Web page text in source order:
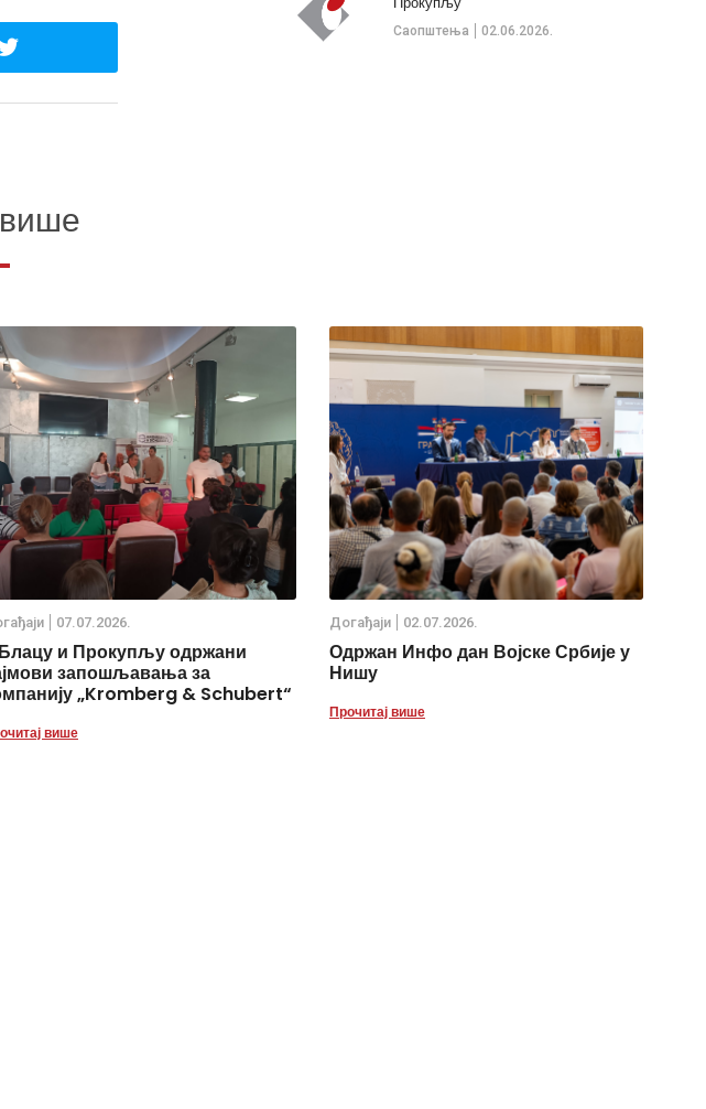
Саопштења 02.06.2026.
07.07.2026.
и Прокупљу одржани
запошљавања за
„Kromberg & Schubert“
више
Дoгађаjи 02.07.2026.
Одржан Инфо дан Војске Србије у
Нишу
Прочитај више